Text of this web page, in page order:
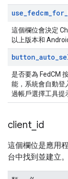
use_fedcm_for_
這個欄位會決定
以上版本和
button_auto_
是否要為 FedCM
能，系統會自動登
過帳戶選擇工具提
client id
這個欄位是應用
台中找到並建立